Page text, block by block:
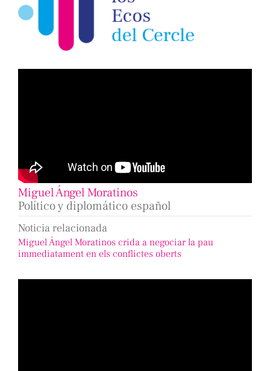
Miguel Ángel Moratinos
Político y diplomático español
Noticia relacionada
Miguel Ángel Moratinos crida a negociar la pau
immediatament en els conflictes oberts